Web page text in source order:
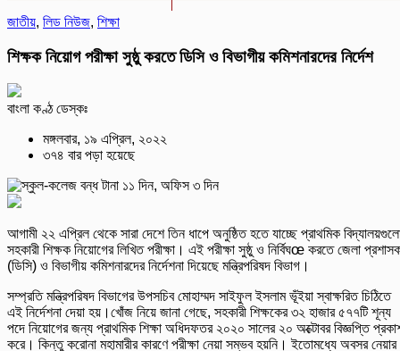
জাতীয়, লিড নিউজ, শিক্ষা
শিক্ষক নিয়োগ পরীক্ষা সুষ্ঠু করতে ডিসি ও বিভাগীয় কমিশনারদের নির্দেশ
বাংলা কণ্ঠ ডেস্কঃ
মঙ্গলবার, ১৯ এপ্রিল, ২০২২
৩৭৪ বার পড়া হয়েছে
আগামী ২২ এপ্রিল থেকে সারা দেশে তিন ধাপে অনুষ্ঠিত হতে যাচ্ছে প্রাথমিক
সহকারী শিক্ষক নিয়োগের লিখিত পরীক্ষা। এই পরীক্ষা সুষ্ঠু ও নির্বিঘœ করতে জেলা
(ডিসি) ও বিভাগীয় কমিশনারদের নির্দেশনা দিয়েছে মন্ত্রিপরিষদ বিভাগ।
সম্প্রতি মন্ত্রিপরিষদ বিভাগের উপসচিব মোহাম্মদ সাইফুল ইসলাম ভূঁইয়া স্বাক্ষরিত চিঠিতে
এই নির্দেশনা দেয়া হয়।খোঁজ নিয়ে জানা গেছে, সহকারী শিক্ষকের ৩২ হাজার ৫৭৭টি শূন্য
পদে নিয়োগের জন্য প্রাথমিক শিক্ষা অধিদফতর ২০২০ সালের ২০ অক্টোবর বিজ্ঞপ্তি
করে। কিন্তু করোনা মহামারীর কারণে পরীক্ষা নেয়া সম্ভব হয়নি। ইতোমধ্যে অবসর নেয়ার